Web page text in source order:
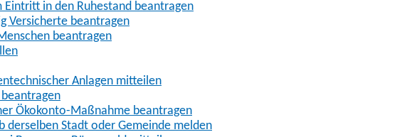
in den Ruhestand beantragen
Versicherte beantragen
beantragen
Anlagen mitteilen
Ökokonto-Maßnahme beantragen
derselben Stadt oder Gemeinde melden